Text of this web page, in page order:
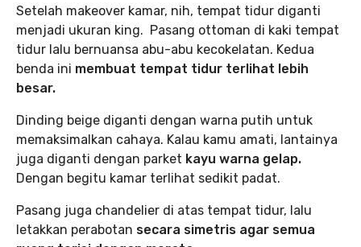
Setelah makeover kamar, nih, tempat tidur diganti
menjadi ukuran king. Pasang ottoman di kaki tempat
tidur lalu bernuansa abu-abu kecokelatan. Kedua
benda ini membuat tempat tidur terlihat lebih
besar.
Dinding beige diganti dengan warna putih untuk
memaksimalkan cahaya. Kalau kamu amati, lantainya
juga diganti dengan parket kayu warna gelap.
Dengan begitu kamar terlihat sedikit padat.
Pasang juga chandelier di atas tempat tidur, lalu
letakkan perabotan secara simetris agar semua